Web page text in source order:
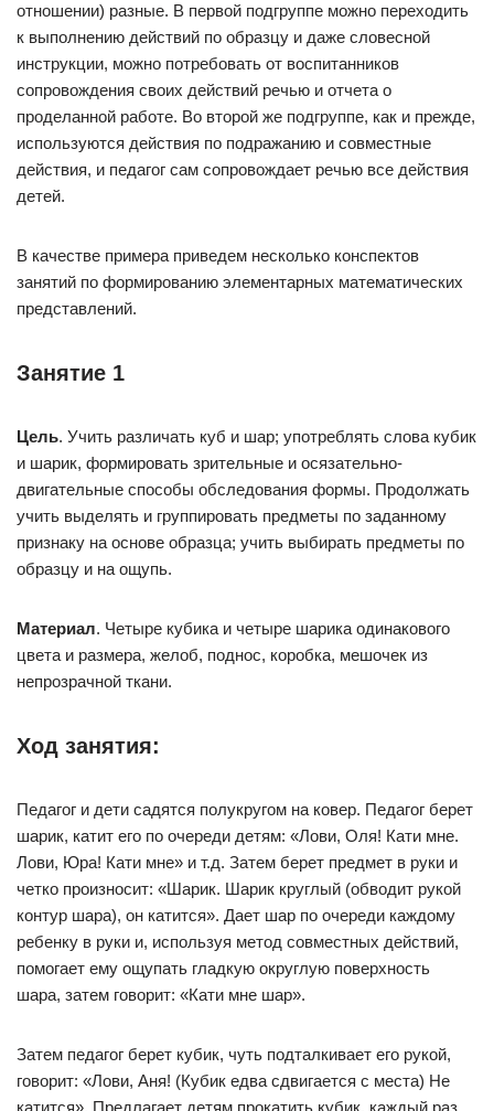
отношении) разные. В первой подгруппе можно переходить
к выполнению действий по образцу и даже словесной
инструкции, можно потребовать от воспитанников
сопровождения своих действий речью и отчета о
проделанной работе. Во второй же подгруппе, как и прежде,
используются действия по подражанию и совместные
действия, и педагог сам сопровождает речью все действия
детей.
В качестве примера приведем несколько конспектов
занятий по формированию элементарных математических
представлений.
Занятие 1
Цель. Учить различать куб и шар; употреблять слова кубик
и шарик, формировать зрительные и осязательно-
двигательные способы обследования формы. Продолжать
учить выделять и группировать предметы по заданному
признаку на основе образца; учить выбирать предметы по
образцу и на ощупь.
Материал. Четыре кубика и четыре шарика одинакового
цвета и размера, желоб, поднос, коробка, мешочек из
непрозрачной ткани.
Ход занятия:
Педагог и дети садятся полукругом на ковер. Педагог берет
шарик, катит его по очереди детям: «Лови, Оля! Кати мне.
Лови, Юра! Кати мне» и т.д. Затем берет предмет в руки и
четко произносит: «Шарик. Шарик круглый (обводит рукой
контур шара), он катится». Дает шар по очереди каждому
ребенку в руки и, используя метод совместных действий,
помогает ему ощупать гладкую округлую поверхность
шара, затем говорит: «Кати мне шар».
Затем педагог берет кубик, чуть подталкивает его рукой,
говорит: «Лови, Аня! (Кубик едва сдвигается с места) Не
катится». Предлагает детям прокатить кубик, каждый раз